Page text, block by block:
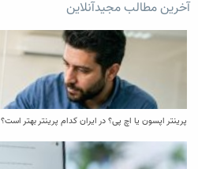
آخرین مطالب مجیدآنلاین
پرینتر اپسون یا اچ پی؟ در ایران کدام پرینتر بهتر است؟